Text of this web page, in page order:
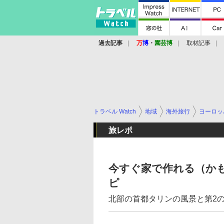
過去記事 万博 ・ 園芸博 取材記事
トラベル Watch 地域 海外旅行 ヨーロ
旅レポ
今すぐ家で作れる（か
ピ
北部の首都タリンの風景と第2